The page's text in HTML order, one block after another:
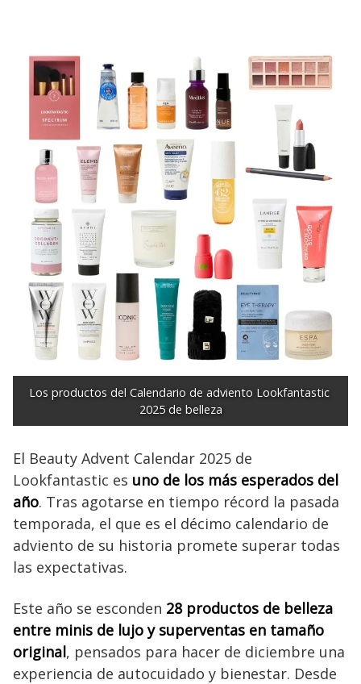
Los productos del Calendario de adviento Lookfantastic
2025 de belleza
El Beauty Advent Calendar 2025 de
Lookfantastic es uno de los más esperados del
año. Tras agotarse en tiempo récord la pasada
temporada, el que es el décimo calendario de
adviento de su historia promete superar todas
las expectativas.
Este año se esconden 28 productos de belleza
entre minis de lujo y superventas en tamaño
original, pensados para hacer de diciembre una
experiencia de autocuidado y bienestar. Desde